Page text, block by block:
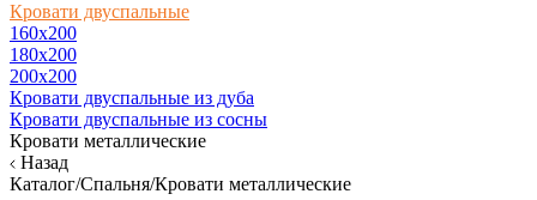
Кровати двуспальные
160х200
180x200
200x200
Кровати двуспальные из дуба
Кровати двуспальные из сосны
Кровати металлические
Назад
Каталог/Спальня/Кровати металлические